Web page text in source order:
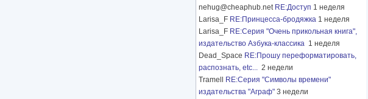
nehug@cheaphub.net RE:Доступ 1 неделя
Larisa_F RE:Принцесса-бродяжка 1 неделя
Larisa_F RE:Серия "Очень прикольная книга",
издательство Азбука-классика 1 неделя
Dead_Space RE:Прошу переформатировать,
распознать, etc... 2 недели
Tramell
RE:Серия "Символы времени"
издательства "Аграф" 3 недели